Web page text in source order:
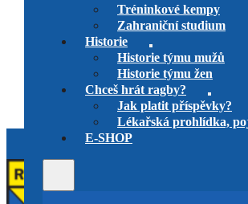
Tréninkové kempy
Zahraniční studium
Historie
Historie týmu mužů
Historie týmu žen
Chceš hrát ragby?
Jak platit příspěvky?
Lékařská prohlídka,
E-SHOP
RK Petrovice vs. RC Tatra U23
domácí utkání Pohár XVmuži
skupina C
RK
turnaje
U10 na
Iuridice